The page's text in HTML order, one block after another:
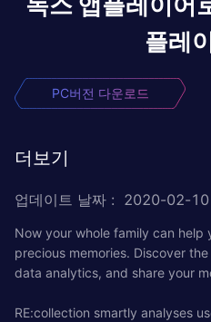
플레
PC버전 다운로드
더보기
업데이트 날짜 : 2020-02-10
Now your whole family can help
precious memories. Discover
data analytics, and share your
RE:collection smartly analyses